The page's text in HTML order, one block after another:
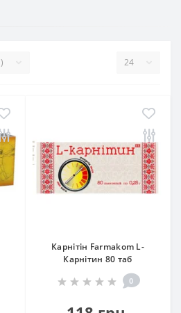
Карнітін Farmakom L-
Карнітин 80 таб
0